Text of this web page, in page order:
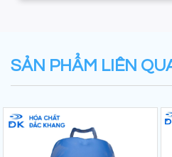
SẢN PHẨM LIÊN